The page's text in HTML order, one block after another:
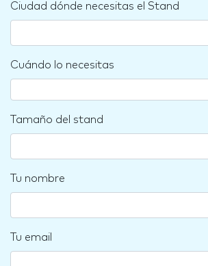
Ciudad dónde necesitas el Stand
Cuándo lo necesitas
Tamaño del stand
Tu nombre
Tu email